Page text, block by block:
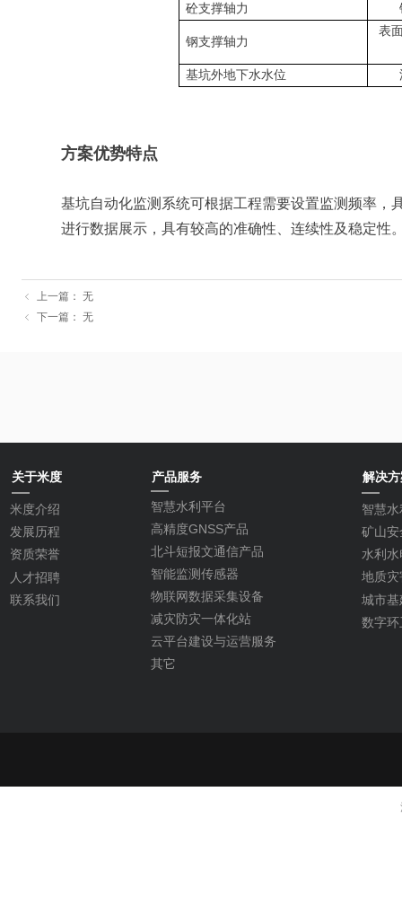
ꁆ 下一篇： 无
ꁆ 上一篇： 无
砼支撑轴力
钢支撑轴力
表
基坑外地下水水位
方案优势特点
基坑自动化监测系统可根据工程需要设置监测频率，
进行数据展示，具有较高的准确性、连续性及稳定性
米度介绍
发展历程
资质荣誉
人才招聘
联系我们
关于米度
智慧水利平台
高精度GNSS产品
北斗短报文通信产品
智能监测传感器
物联网数据采集设备
减灾防灾一体化站
云平台建设与运营服务
其它
产品服务
智慧水
矿山安
水利水
地质灾
城市基
数字环
解决